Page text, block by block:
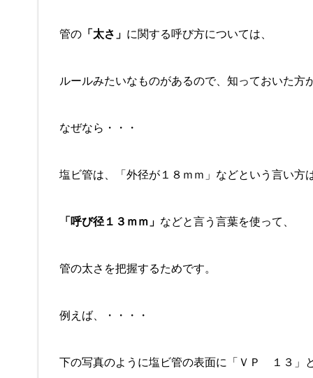
管の 「太さ」 に関する呼び方については、
ルールみたいなものがあるので、知っておいた方
なぜなら・・・
塩ビ管は、「外径が１８ｍｍ」などという言い方
「呼び径１３ｍｍ」 などと言う言葉を使って、
管の太さを把握するためです。
例えば、・・・・
下の写真のように塩ビ管の表面に「ＶＰ １３」